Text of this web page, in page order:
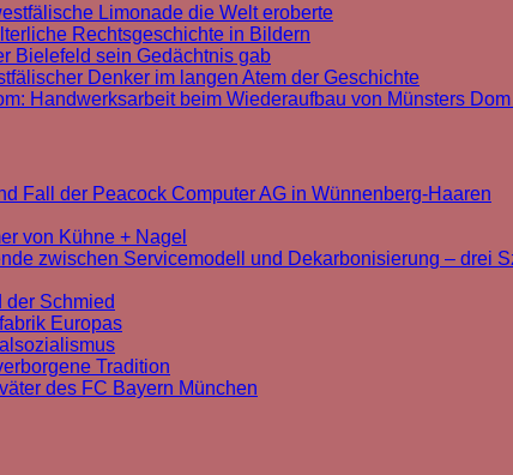
Limonade die Welt eroberte
Rechtsgeschichte in Bildern
Bielefeld sein Gedächtnis gab
Denker im langen Atem der Geschichte
Handwerksarbeit beim Wiederaufbau von Münsters
Fall der Peacock Computer AG in Wünnenberg-Haaren
von Kühne + Nagel
zwischen Servicemodell und Dekarbonisierung – drei
der Schmied
Europas
Tradition
des FC Bayern München